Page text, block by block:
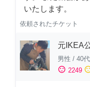
いたします。
依頼されたチケット
元IKEA
男性 / 40代
sentiment_satisfied 2249